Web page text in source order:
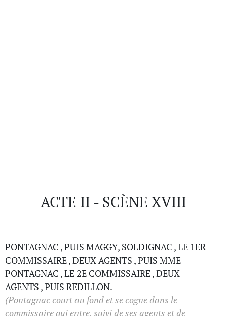
ACTE II - SCÈNE XVIII
PONTAGNAC , PUIS MAGGY, SOLDIGNAC , LE 1ER
COMMISSAIRE , DEUX AGENTS , PUIS MME
PONTAGNAC , LE 2E COMMISSAIRE , DEUX
AGENTS , PUIS REDILLON.
(Pontagnac court au fond et se cogne dans le
commissaire qui entre, suivi de ses agents et de